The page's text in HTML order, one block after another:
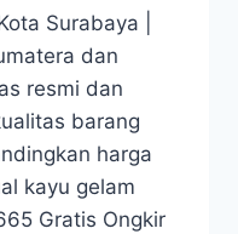
Surabaya |
dan
resmi dan
barang
harga
kayu gelam
Gratis Ongkir